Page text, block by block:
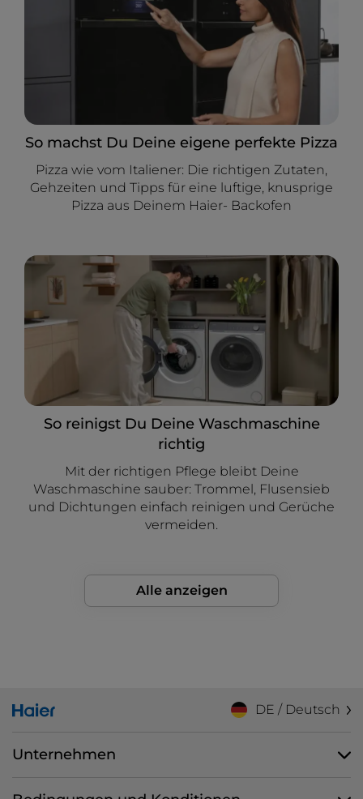
So machst Du Deine eigene perfekte Pizza
Pizza wie vom Italiener: Die richtigen Zutaten,
Gehzeiten und Tipps für eine luftige, knusprige
Pizza aus Deinem Haier- Backofen
So reinigst Du Deine Waschmaschine
richtig
Mit der richtigen Pflege bleibt Deine
Waschmaschine sauber: Trommel, Flusensieb
und Dichtungen einfach reinigen und Gerüche
vermeiden.
Alle anzeigen
DE / Deutsch
Unternehmen